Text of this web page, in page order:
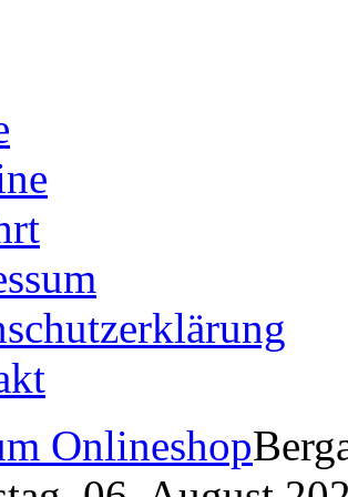
Onlineshop